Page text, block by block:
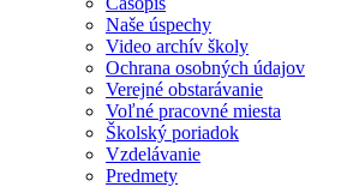
Naše úspechy
Video archív školy
Ochrana osobných údajov
Verejné obstarávanie
Voľné pracovné miesta
Školský poriadok
Vzdelávanie
Predmety